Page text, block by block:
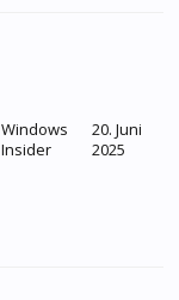
Windows
Insider
20. Juni
2025